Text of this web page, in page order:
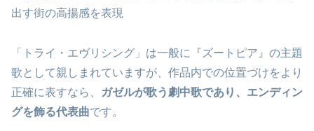
出す街の高揚感を表現
「トライ・エヴリシング」は一般に『ズートピア』の主題
歌として親しまれていますが、作品内での位置づけをより
正確に表すなら、
ガゼルが歌う劇中歌であり、エンディン
グを飾る代表曲です。